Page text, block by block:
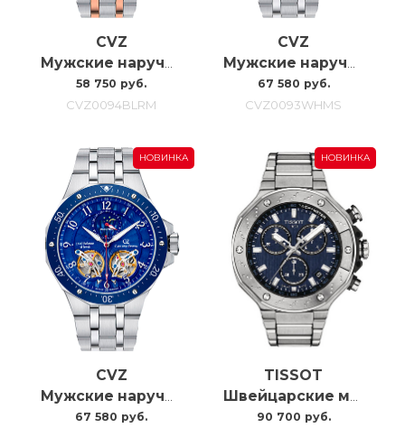
CVZ
58 750 руб.
CVZ0094BLRM
CVZ
67 580 руб.
CVZ0093WHMS
НОВИНКА
CVZ
67 580 руб.
НОВИНКА
TISSOT
90 700 руб.